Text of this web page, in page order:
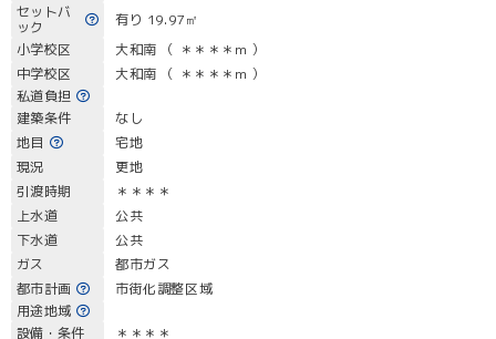
セットバ
ック
有り 19.97㎡
小学校区
大和南 （ ＊＊＊＊m ）
中学校区
大和南 （ ＊＊＊＊m ）
私道負担
建築条件
なし
地目
宅地
現況
更地
引渡時期
＊＊＊＊
上水道
公共
下水道
公共
ガス
都市ガス
都市計画
市街化調整区域
用途地域
設備・条件
＊＊＊＊